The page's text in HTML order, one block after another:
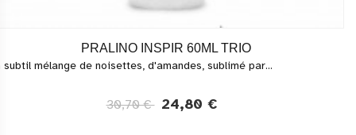
PRALINO INSPIR 60ML TRIO
subtil mélange de noisettes, d'amandes, sublimé par...
30,70 € 24,80 €